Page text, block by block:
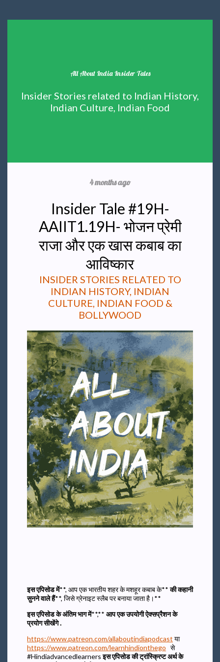
All About India Insider Tales
Insider Stories related to Indian History,
Indian Culture, Indian Food
4 months ago
Insider Tale #19H-
AAIIT1.19H- भोजन प्रेमी
राजा और एक खास कबाब का
आविष्कार
INSIDER STORIES RELATED TO
INDIAN HISTORY, INDIAN
CULTURE, INDIAN FOOD &
BOLLYWOOD
इस एपिसोड में**, आप एक भारतीय शहर के मशहूर कबाब के**कीकहानी
सुनने वाले हैं**, जिसे ग्रेनाइट स्लैब पर बनाया जाता है।**
इस एपिसोड के अंतिम भाग में**,** आप एक उपयोगी ऐक्सप्रैशन के
प्रयोग सीखेंगे.
https://www.patreon.com/allaboutindiapodcast या
https://www.patreon.com/learnhindionthego से
#Hindiadvancedlearnersइस एपिसोड की ट्रांस्क्रिप्ट अर्थ के